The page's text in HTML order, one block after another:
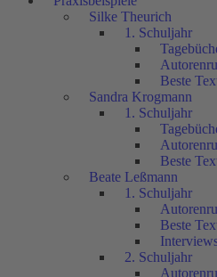
Silke Theurich
1. Schuljahr
Beste
Sandra Krogmann
1. Schuljahr
Beste
Beate Leßmann
1. Schuljahr
Beste
2. Schuljahr